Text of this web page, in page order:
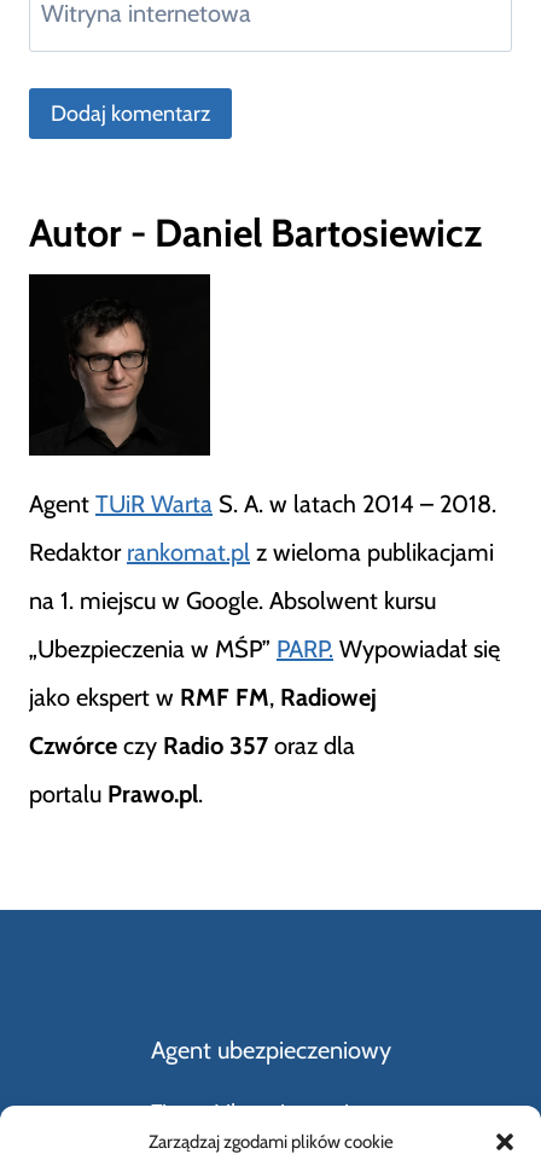
Zarządzaj zgodami plików cookie
Witryna internetowa
Autor - Daniel Bartosiewicz
Agent TUiR Warta S. A. w latach 2014 – 2018.
Redaktor rankomat.pl z wieloma publikacjami
na 1. miejscu w Google. Absolwent kursu
„Ubezpieczenia w MŚP” PARP. Wypowiadał się
jako ekspert w RMF FM, Radiowej
Czwórce czy Radio 357 oraz dla
portalu Prawo.pl.
Agent ubezpieczeniowy
Firmy Ubezpieczeniowe